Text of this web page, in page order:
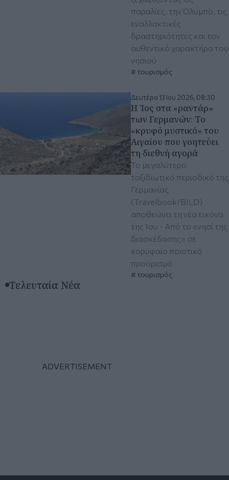
παραλίες, την Όλυμπο, τις
εναλλακτικές
δραστηριότητες και τον
αυθεντικό χαρακτήρα του
νησιού
τουρισμός
Δευτέρα 13 Ιου 2026, 08:30
Η Ίος στα «ραντάρ»
των Γερμανών: Το
«κρυφό μυστικό» του
Αιγαίου που γοητεύει
τη διεθνή αγορά
Το μεγαλύτερο
ταξιδιωτικό περιοδικό της
Γερμανίας
(Travelbook/BILD)
αποθεώνει τη νέα εικόνα
της Ίου - Από το «νησί της
διασκέδασης» σε
κορυφαίο ποιοτικό
προορισμό
τουρισμός
Τελευταία Νέα